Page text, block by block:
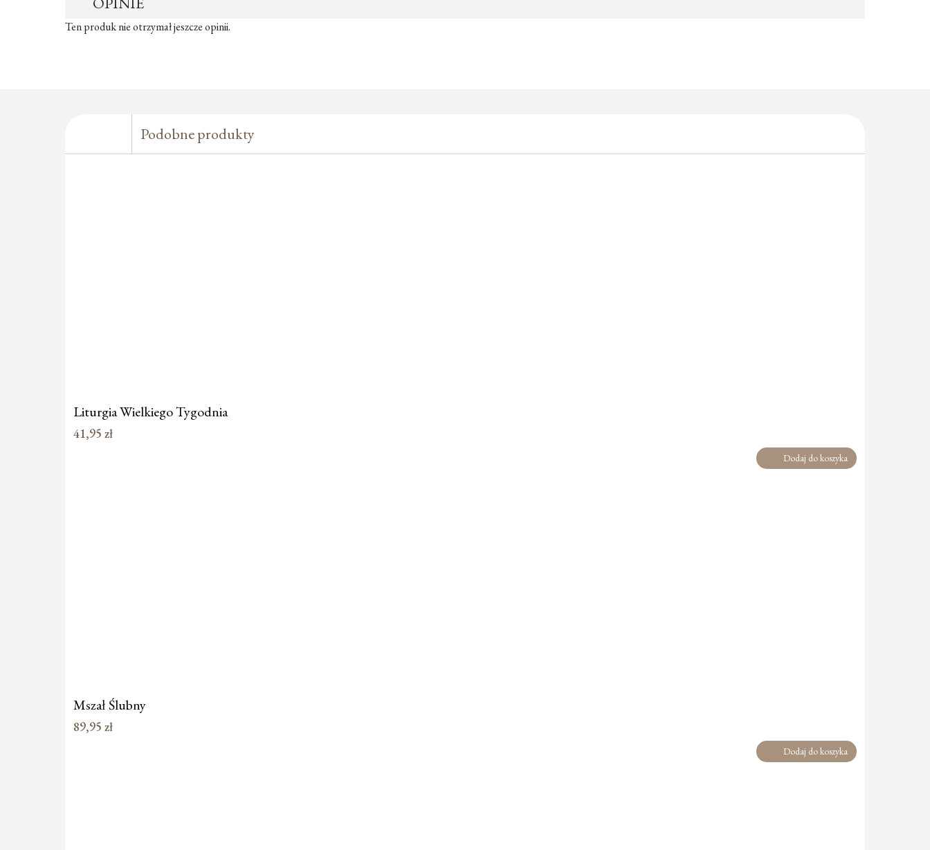
Ten produk nie otrzymał jeszcze opinii.
Podobne produkty
Liturgia Wielkiego Tygodnia
41,95 zł
Dodaj do koszyka
Mszał Ślubny
89,95 zł
Dodaj do koszyka